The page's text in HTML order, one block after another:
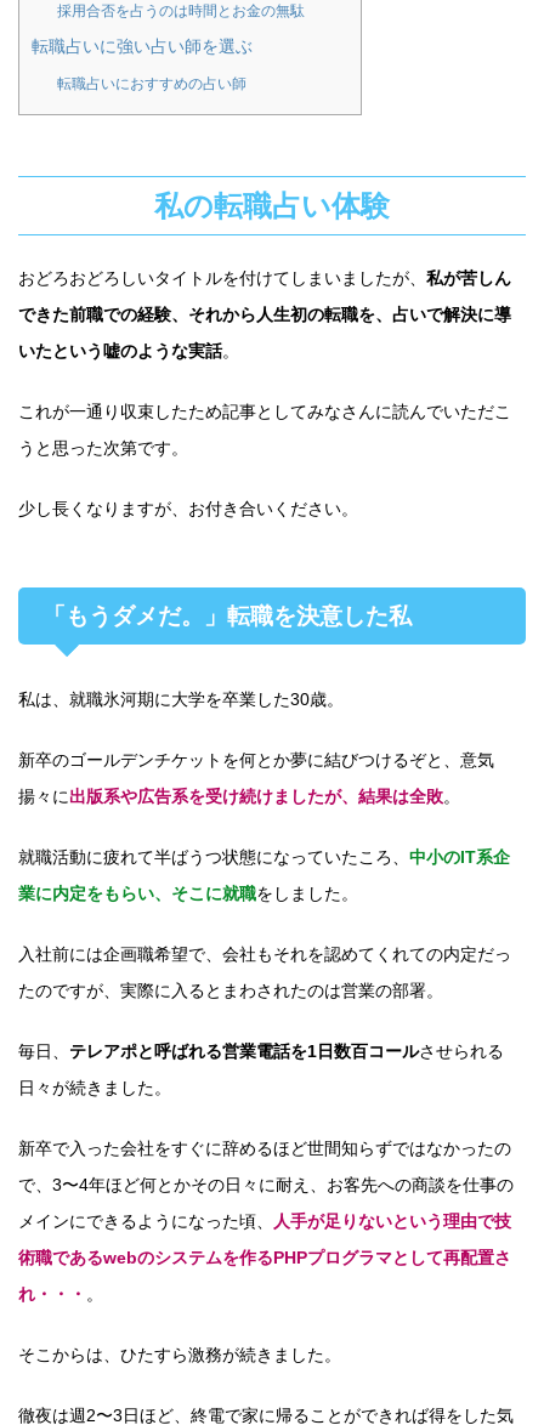
採用合否を占うのは時間とお金の無駄
転職占いに強い占い師を選ぶ
転職占いにおすすめの占い師
私の転職占い体験
おどろおどろしいタイトルを付けてしまいましたが、 私が苦しん
できた前職での経験、それから人生初の転職を、占いで解決に導
いたという嘘のような実話。
これが一通り収束したため記事としてみなさんに読んでいただこ
うと思った次第です。
少し長くなりますが、お付き合いください。
「もうダメだ。」転職を決意した私
私は、就職氷河期に大学を卒業した30歳。
新卒のゴールデンチケットを何とか夢に結びつけるぞと、意気
揚々に出版系や広告系を受け続けましたが、結果は全敗。
就職活動に疲れて半ばうつ状態になっていたころ、 中小のIT系企
業に内定をもらい、そこに就職をしました。
入社前には企画職希望で、会社もそれを認めてくれての内定だっ
たのですが、実際に入るとまわされたのは営業の部署。
毎日、 テレアポと呼ばれる営業電話を1日数百コールさせられる
日々が続きました。
新卒で入った会社をすぐに辞めるほど世間知らずではなかったの
で、3〜4年ほど何とかその日々に耐え、お客先への商談を仕事の
メインにできるようになった頃、
人手が足りないという理由で技
術職であるwebのシステムを作るPHPプログラマとして再配置さ
れ・・・ 。
そこからは、ひたすら激務が続きました。
徹夜は週2〜3日ほど、終電で家に帰ることができれば得をした気